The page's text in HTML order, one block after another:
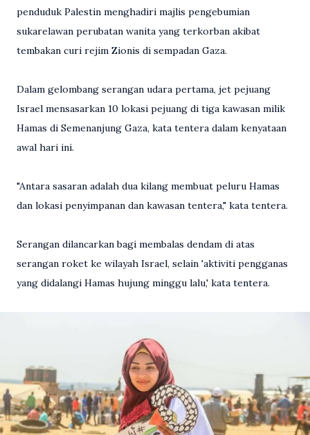
penduduk Palestin menghadiri majlis pengebumian
sukarelawan perubatan wanita yang terkorban akibat
tembakan curi rejim Zionis di sempadan Gaza.
Dalam gelombang serangan udara pertama, jet pejuang
Israel mensasarkan 10 lokasi pejuang di tiga kawasan milik
Hamas di Semenanjung Gaza, kata tentera dalam kenyataan
awal hari ini.
"Antara sasaran adalah dua kilang membuat peluru Hamas
dan lokasi penyimpanan dan kawasan tentera," kata tentera.
Serangan dilancarkan bagi membalas dendam di atas
serangan roket ke wilayah Israel, selain 'aktiviti pengganas
yang didalangi Hamas hujung minggu lalu,' kata tentera.